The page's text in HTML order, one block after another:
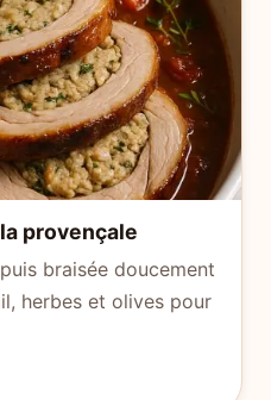
provençale
braisée doucement
herbes et olives pour